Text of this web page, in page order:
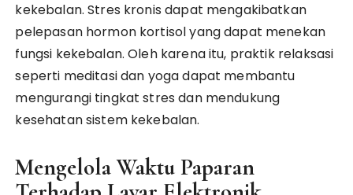
kekebalan. Stres kronis dapat mengakibatkan
pelepasan hormon kortisol yang dapat menekan
fungsi kekebalan. Oleh karena itu, praktik relaksasi
seperti meditasi dan yoga dapat membantu
mengurangi tingkat stres dan mendukung
kesehatan sistem kekebalan.
Mengelola Waktu Paparan